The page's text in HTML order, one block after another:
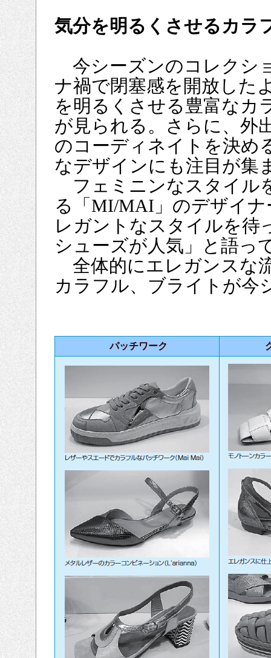
気分を明るくさせるカラ
今シーズンのコレクシ
ナ禍で閉塞感を開放した
を明るくさせる豊富なカ
が見られる。さらに、外
のコーディネイトを決め
なデザインにも注目が集
フェミニンなスタイル
る「MI/MAI」のデザイ
レガントなスタイルを待
シューズが人気」と語っ
全体的にエレガンスな
カラフル、ブライトが今
パッチワーク